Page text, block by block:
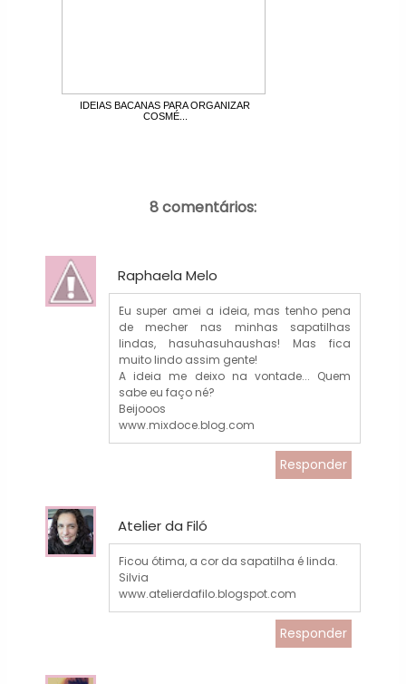
IDEIAS BACANAS PARA ORGANIZAR
COSMÉ...
8 comentários:
Raphaela Melo
Eu super amei a ideia, mas tenho pena
de mecher nas minhas sapatilhas
lindas, hasuhasuhaushas! Mas fica
muito lindo assim gente!
A ideia me deixo na vontade... Quem
sabe eu faço né?
Beijooos
www.mixdoce.blog.com
Responder
Atelier da Filó
Ficou ótima, a cor da sapatilha é linda.
Silvia
www.atelierdafilo.blogspot.com
Responder